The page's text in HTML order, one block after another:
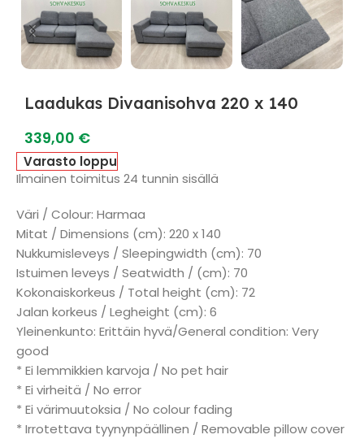
Laadukas Divaanisohva 220 x 140
339,00 €
Varasto loppu
Ilmainen toimitus 24 tunnin sisällä
Väri / Colour: Harmaa
Mitat / Dimensions (cm): 220 x 140
Nukkumisleveys / Sleepingwidth (cm): 70
Istuimen leveys / Seatwidth / (cm): 70
Kokonaiskorkeus / Total height (cm): 72
Jalan korkeus / Legheight (cm): 6
Yleinenkunto: Erittäin hyvä/General condition: Very
good
* Ei lemmikkien karvoja / No pet hair
* Ei virheitä / No error
* Ei värimuutoksia / No colour fading
* Irrotettava tyynynpäällinen / Removable pillow cover